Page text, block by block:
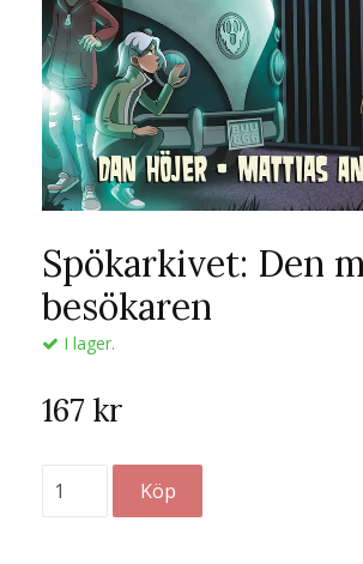
Spökarkivet: Den
besökaren
I lager.
167 kr